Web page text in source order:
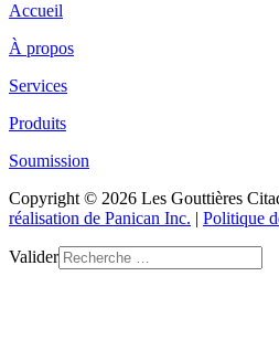
Accueil
À propos
Services
Produits
Soumission
Copyright © 2026 Les Gouttières
réalisation de Panican Inc. | Politique
Valider